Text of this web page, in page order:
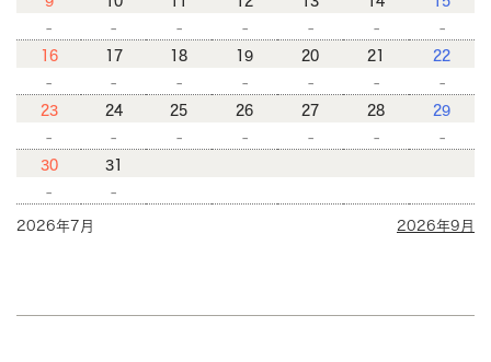
- - - - - - -
16
-
17
-
18
-
19
-
20
-
21
-
22
-
23
-
24
-
25
-
26
-
27
-
28
-
29
-
30
-
31
-
2026年7月 2026年9月